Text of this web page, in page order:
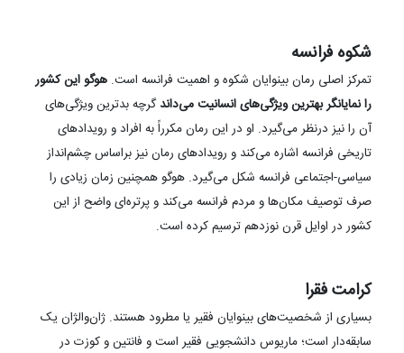
شکوه فرانسه
تمرکز اصلی رمان بینوایان شکوه و اهمیت فرانسه است. هوگو این کشور
را نمایانگر بهترین ویژگی‌های انسانیت می‌داندگرچه بدترین ویژگی‌های
آن را نیز درنظر می‌گیرد. او در این رمان مکرراً به افراد و رویدادهای
تاریخی فرانسه اشاره می‌کند و رویدادهای رمان نیز براساس چشم‌انداز
سیاسی-اجتماعی فرانسه شکل می‌گیرد. هوگو همچنین زمان زیادی را
صرف توصیف مکان‌ها و مردم فرانسه می‌کند و پرتره‌ای واضح از این
کشور در اوایل قرن نوزدهم ترسیم کرده است.
کرامت فقرا
بسیاری از شخصیت‌های بینوایان فقیر یا مطرود هستند. ژان‌والژان یک
سابقه‌دار است؛ ماریوس دانشجویی فقیر است و فانتین و کوزت در